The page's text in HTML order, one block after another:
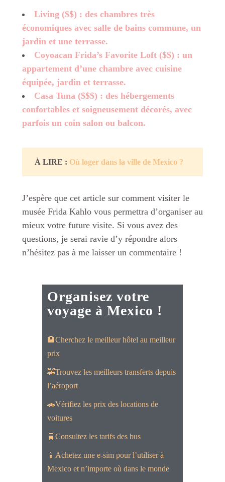
Living ($$) : des chambres très
économiques avec salle de bains commune, un
jardin et une terrasse.
Coyoacan Frida’s Favorite Loft ($$) : un
appartement d’une chambre avec cuisine
équipée, jardin et terrasse.
Casa Tuna ($$$) : des hébergements
confortables et soigneusement décorés, avec
parfois un coin salon ou balcon.
À LIRE : Où loger dans la ville de Mexico ?
J’espère que cet article sur comment visiter le
musée Frida Kahlo vous permettra d’organiser au
mieux votre future visite. Si vous avez des
questions, je serai ravie d’y répondre alors
n’hésitez pas à me laisser un commentaire !
Organisez votre
voyage à Mexico !
🏨Cherchez le meilleur hôtel au meilleur
prix
🚕Trouvez les meilleurs transferts depuis
l’aéroport
🚗Vérifiez les prix des locations de
voitures
🚆Consultez les tarifs des bus
📱Achetez une e-sim pour l’utiliser à
Mexico et n’importe où dans le monde